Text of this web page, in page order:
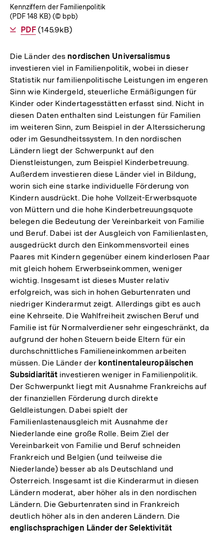
Kennziffern der Familienpolitik
(PDF 148 KB) (© bpb)
Als
PDFherunterladen
(145.9kB)
Die Länder des nordischen Universalismus
investieren viel in Familienpolitik, wobei in dieser
Statistik nur familienpolitische Leistungen im engeren
Sinn wie Kindergeld, steuerliche Ermäßigungen für
Kinder oder Kindertagesstätten erfasst sind. Nicht in
diesen Daten enthalten sind Leistungen für Familien
im weiteren Sinn, zum Beispiel in der Alterssicherung
oder im Gesundheitssystem. In den nordischen
Ländern liegt der Schwerpunkt auf den
Dienstleistungen, zum Beispiel Kinderbetreuung.
Außerdem investieren diese Länder viel in Bildung,
worin sich eine starke individuelle Förderung von
Kindern ausdrückt. Die hohe Vollzeit-Erwerbsquote
von Müttern und die hohe Kinderbetreuungsquote
belegen die Bedeutung der Vereinbarkeit von Familie
und Beruf. Dabei ist der Ausgleich von Familienlasten,
ausgedrückt durch den Einkommensvorteil eines
Paares mit Kindern gegenüber einem kinderlosen Paar
mit gleich hohem Erwerbseinkommen, weniger
wichtig. Insgesamt ist dieses Muster relativ
erfolgreich, was sich in hohen Geburtenraten und
niedriger Kinderarmut zeigt. Allerdings gibt es auch
eine Kehrseite. Die Wahlfreiheit zwischen Beruf und
Familie ist für Normalverdiener sehr eingeschränkt, da
aufgrund der hohen Steuern beide Eltern für ein
durchschnittliches Familieneinkommen arbeiten
müssen. Die Länder der kontinentaleuropäischen
Subsidiarität investieren weniger in Familienpolitik.
Der Schwerpunkt liegt mit Ausnahme Frankreichs auf
der finanziellen Förderung durch direkte
Geldleistungen. Dabei spielt der
Familienlastenausgleich mit Ausnahme der
Niederlande eine große Rolle. Beim Ziel der
Vereinbarkeit von Familie und Beruf schneiden
Frankreich und Belgien (und teilweise die
Niederlande) besser ab als Deutschland und
Österreich. Insgesamt ist die Kinderarmut in diesen
Ländern moderat, aber höher als in den nordischen
Ländern. Die Geburtenraten sind in Frankreich
deutlich höher als in den anderen Ländern. Die
englischsprachigen Länder der Selektivität